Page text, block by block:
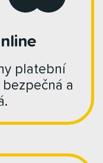
platební
a